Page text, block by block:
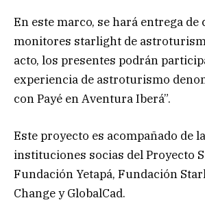
En este marco, se hará entrega
monitores starlight de
acto, los presentes podrán
experiencia de astroturismo
con Payé en Aventura Iberá”.
Este proyecto es acompañado de
instituciones socias del Proyecto
Fundación Yetapá, Fundación
Change y GlobalCad.